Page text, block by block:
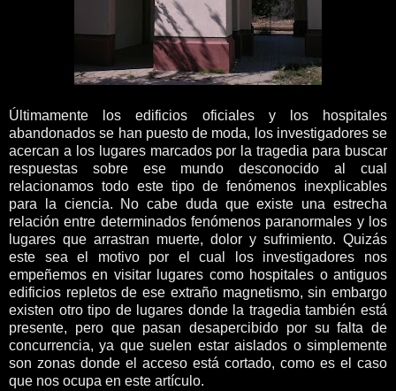
Últimamente los edificios oficiales y los hospitales
abandonados se han puesto de moda, los investigadores se
acercan a los lugares marcados por la tragedia para buscar
respuestas sobre ese mundo desconocido al cual
relacionamos todo este tipo de fenómenos inexplicables
para la ciencia. No cabe duda que existe una estrecha
relación entre determinados fenómenos paranormales y los
lugares que arrastran muerte, dolor y sufrimiento. Quizás
este sea el motivo por el cual los investigadores nos
empeñemos en visitar lugares como hospitales o antiguos
edificios repletos de ese extraño magnetismo, sin embargo
existen otro tipo de lugares donde la tragedia también está
presente, pero que pasan desapercibido por su falta de
concurrencia, ya que suelen estar aislados o simplemente
son zonas donde el acceso está cortado, como es el caso
que nos ocupa en este artículo.